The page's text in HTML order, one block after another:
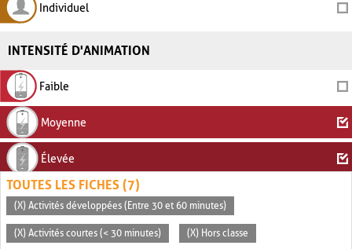
Individuel
INTENSITÉ D'ANIMATION
Faible
Moyenne
Élevée
TOUTES LES FICHES (7)
(X) Activités développées (Entre 30 et 60 minutes)
(X) Activités courtes (< 30 minutes) (X) Hors classe